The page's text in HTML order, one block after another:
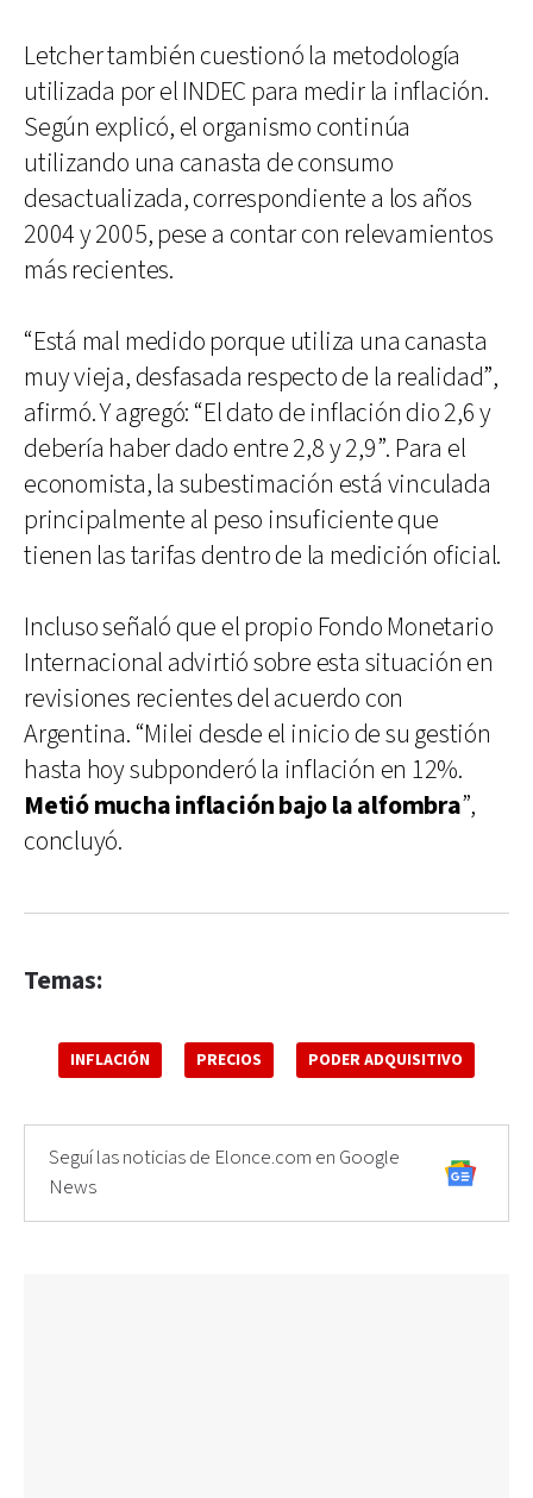
Letcher también cuestionó la metodología
utilizada por el INDEC para medir la inflación.
Según explicó, el organismo continúa
utilizando una canasta de consumo
desactualizada, correspondiente a los años
2004 y 2005, pese a contar con relevamientos
más recientes.
“Está mal medido porque utiliza una canasta
muy vieja, desfasada respecto de la realidad”,
afirmó. Y agregó: “El dato de inflación dio 2,6 y
debería haber dado entre 2,8 y 2,9”. Para el
economista, la subestimación está vinculada
principalmente al peso insuficiente que
tienen las tarifas dentro de la medición oficial.
Incluso señaló que el propio Fondo Monetario
Internacional advirtió sobre esta situación en
revisiones recientes del acuerdo con
Argentina. “Milei desde el inicio de su gestión
hasta hoy subponderó la inflación en 12%.
Metió mucha inflación bajo la alfombra”,
concluyó.
Temas:
INFLACIÓN PRECIOS PODER ADQUISITIVO
Seguí las noticias de Elonce.com en Google
News